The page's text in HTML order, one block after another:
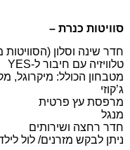
סוויטות כנרת –
חדר שינה וסלון (הסוויטות
טלוויזיה עם חיבור ל-YES
מטבחון הכולל: מיקרוגל,
ג’קוזי
מרפסת עץ פרטית
מנגל
חדר רחצה ושירותים
ניתן לבקש מזרנים/ לול